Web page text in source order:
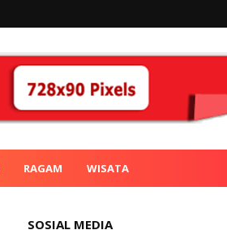
RAGAM WISATA
SOSIAL MEDIA